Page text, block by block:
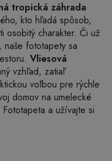
tropická záhrada
kto hľadá spôsob,
osobitý charakter. Či už
naše fototapety sa
Vliesová
vzhľad, zatiaľ
voľbou pre rýchle
domov na umelecké
a užívajte si